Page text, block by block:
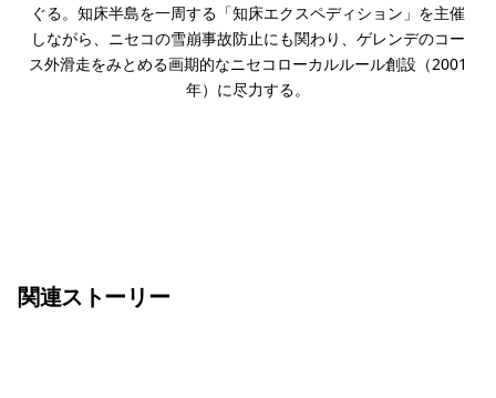
ぐる。知床半島を一周する「知床エクスペディション」を主催
しながら、ニセコの雪崩事故防止にも関わり、ゲレンデのコー
ス外滑走をみとめる画期的なニセコローカルルール創設（2001
年）に尽力する。
関連ストーリー